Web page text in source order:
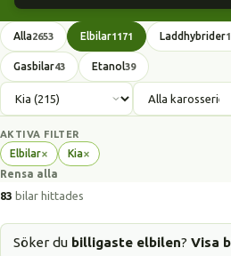
Alla2653 Elbilar1171 Laddhybrider
Gasbilar43 Etanol39
AKTIVA FILTER
Elbilar×
Ta
bort
filter
Kia×
Ta
filter
Rensa alla
83 bilar hittades
Söker du billigaste elbilen? Visa